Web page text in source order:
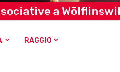
a Wölflinswil
RAGGIO